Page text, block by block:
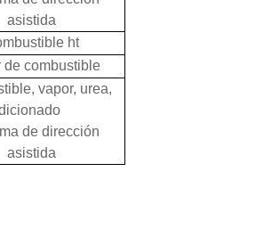
asistida
ht
de combustible
vapor, urea,
de dirección
asistida